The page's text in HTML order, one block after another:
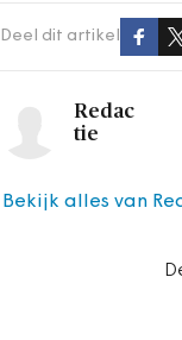
Deel dit artikel
Redac
tie
Bekijk alles van